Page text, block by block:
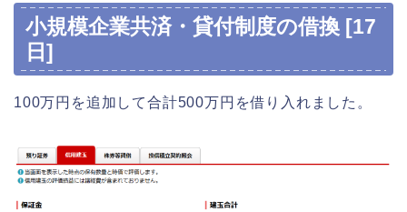
小規模企業共済・貸付制度の借換 [17
日]
100万円を追加して合計500万円を借り入れました。